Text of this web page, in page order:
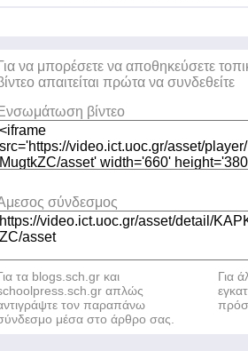
Για να μπορέσετε να αποθηκεύσετε
απαιτείται πρώτα να συνδεθείτε
Ενσωμάτωση βίντεο
σύνδεσμος
τα blogs.sch.gr και
απλώς
τον παραπάνω
μέσα στο άρθρο σας.
Για